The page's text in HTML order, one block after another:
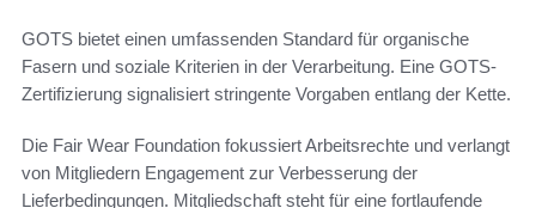
GOTS bietet einen umfassenden Standard für organische
Fasern und soziale Kriterien in der Verarbeitung. Eine GOTS-
Zertifizierung signalisiert stringente Vorgaben entlang der Kette.
Die Fair Wear Foundation fokussiert Arbeitsrechte und verlangt
von Mitgliedern Engagement zur Verbesserung der
Lieferbedingungen. Mitgliedschaft steht für eine fortlaufende